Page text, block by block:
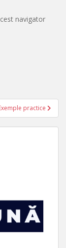
navigator
practice